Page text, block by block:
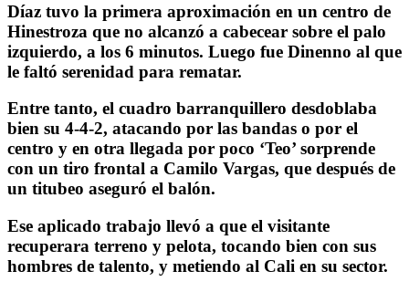
Díaz tuvo la primera aproximación en un centro de
Hinestroza que no alcanzó a cabecear sobre el palo
izquierdo, a los 6 minutos. Luego fue Dinenno al que
le faltó serenidad para rematar.
Entre tanto, el cuadro barranquillero desdoblaba
bien su 4-4-2, atacando por las bandas o por el
centro y en otra llegada por poco ‘Teo’ sorprende
con un tiro frontal a Camilo Vargas, que después de
un titubeo aseguró el balón.
Ese aplicado trabajo llevó a que el visitante
recuperara terreno y pelota, tocando bien con sus
hombres de talento, y metiendo al Cali en su sector.